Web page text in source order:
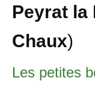
Peyrat la
Chaux)
Les petites